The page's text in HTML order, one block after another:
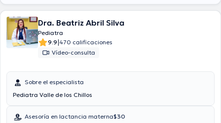
Dra. Beatriz Abril Silva
Pediatra
9.9|470 calificaciones
Vídeo-consulta
Sobre el especialista
Pediatra Valle de los Chillos
Asesoría en lactancia materna$30